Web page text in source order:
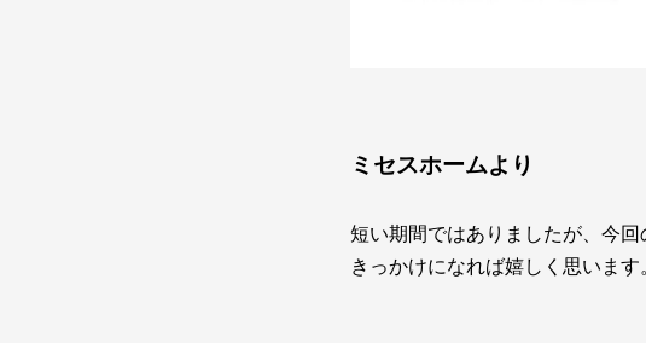
ミセスホームより
短い期間ではありましたが、今
きっかけになれば嬉しく思いま